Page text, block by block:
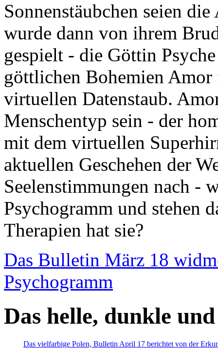
Sonnenstäubchen seien
wurde dann von ihrem
gespielt - die Göttin
göttlichen Bohemien
virtuellen Datenstaub.
Menschentyp sein - der
mit dem virtuellen
aktuellen Geschehen der
Seelenstimmungen nach -
Psychogramm und stehen
Therapien hat sie?
Das Bulletin März 18
Psychogramm
Das helle, dunkle
Das vielfarbige Polen, Bulletin April 17 berichtet von der